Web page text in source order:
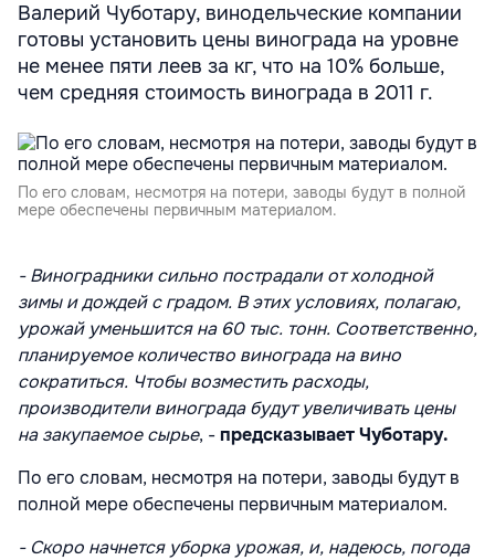
Валерий Чуботару, винодельческие компании
готовы установить цены винограда на уровне
не менее пяти леев за кг, что на 10% больше,
чем средняя стоимость винограда в 2011 г.
По его словам, несмотря на потери, заводы будут в полной
мере обеспечены первичным материалом.
- Виноградники сильно пострадали от холодной
зимы и дождей с градом. В этих условиях, полагаю,
урожай уменьшится на 60 тыс. тонн. Соответственно,
планируемое количество винограда на вино
сократиться. Чтобы возместить расходы,
производители винограда будут увеличивать цены
на закупаемое сырье, -предсказывает Чуботару.
По его словам, несмотря на потери, заводы будут в
полной мере обеспечены первичным материалом.
- Скоро начнется уборка урожая, и, надеюсь, погода